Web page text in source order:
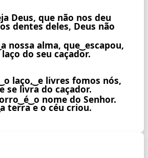
Deus, que não nos deu
dentes deles, Deus não
nossa alma, que ͜ escapou,
do seu caçador.
o laço, ͜ e livres fomos nós,
se livra do caçador.
é ͜ o nome do Senhor.
terra e o céu criou.